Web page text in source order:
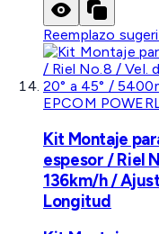
Reemplazo
EPCOM
Kit Montaje
espesor / Riel
136km/h /
Longitud